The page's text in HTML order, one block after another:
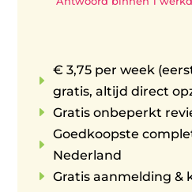
E
€ 3,75 per week
gratis, altijd direct
E Gratis onbeperkt
E
Goedkoopste
Nederland
E Gratis aanmelding &